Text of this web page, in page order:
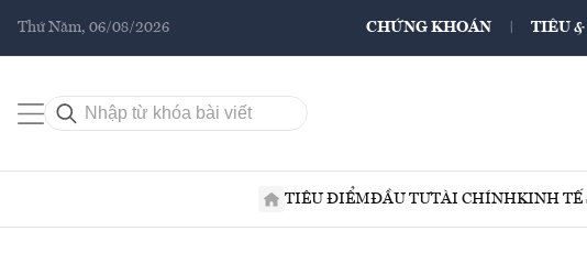
Thứ Năm, 06/08/2026 CHỨNG KHOÁN TIÊU &
TIÊU ĐIỂMĐẦU TƯTÀI CHÍNHKINH TẾ